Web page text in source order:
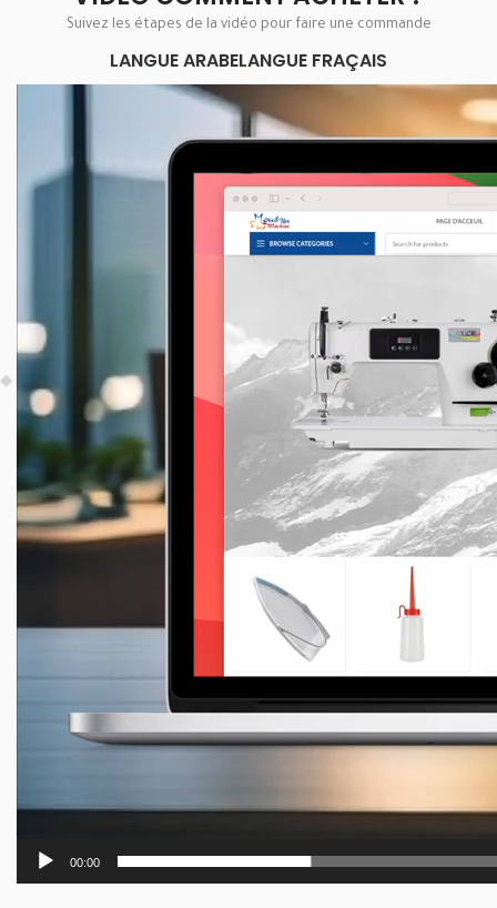
Suivez les étapes de la vidéo pour faire une commande
LANGUE ARABELANGUE FRAÇAIS
00:00